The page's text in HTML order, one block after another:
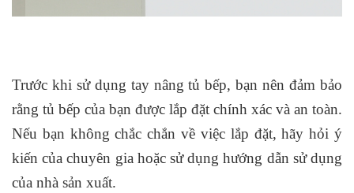
Trước khi sử dụng tay nâng tủ bếp, bạn nên đảm bảo
rằng tủ bếp của bạn được lắp đặt chính xác và an toàn.
Nếu bạn không chắc chắn về việc lắp đặt, hãy hỏi ý
kiến của chuyên gia hoặc sử dụng hướng dẫn sử dụng
của nhà sản xuất.